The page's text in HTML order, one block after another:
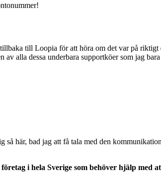
till Loopia för att höra om det var på
av alla dessa underbara supportköer som jag
här, bad jag att få tala med den
i hela Sverige som behöver hjälp med